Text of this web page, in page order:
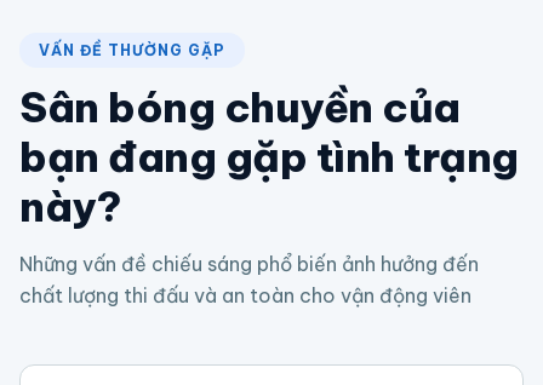
VẤN ĐỀ THƯỜNG GẶP
Sân bóng chuyền của
bạn đang gặp tình trạng
này?
Những vấn đề chiếu sáng phổ biến ảnh hưởng đến
chất lượng thi đấu và an toàn cho vận động viên